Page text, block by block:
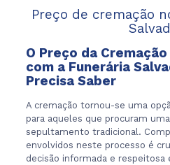
Preço de cremação
O Preço da
com a Funerária
Precisa Saber
A cremação tornou-se uma
para aqueles que procuram
sepultamento tradicional.
envolvidos neste processo é
decisão informada e respeitosa